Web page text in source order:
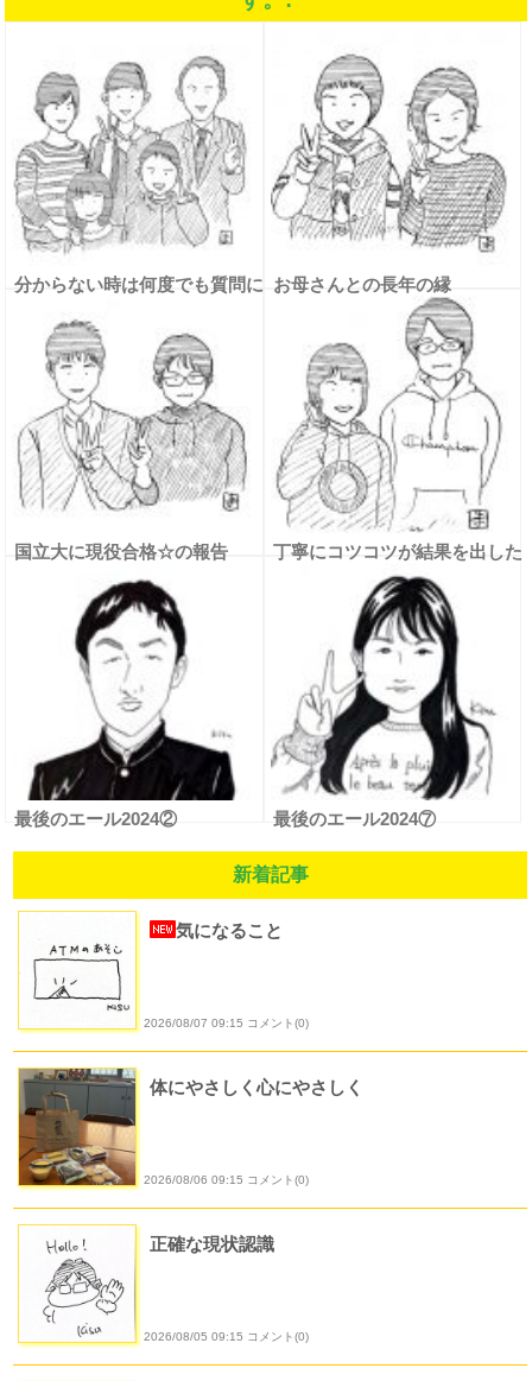
分からない時は何度でも質問に お母さんとの長年の縁
国立大に現役合格☆の報告 丁寧にコツコツが結果を出した
最後のエール2024② 最後のエール2024⑦
新着記事
気になること
2026/08/07 09:15 コメント(0)
体にやさしく心にやさしく
2026/08/06 09:15 コメント(0)
正確な現状認識
2026/08/05 09:15 コメント(0)